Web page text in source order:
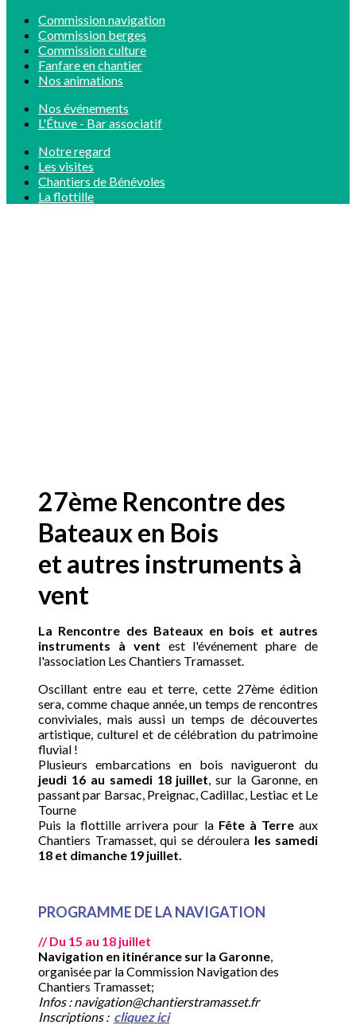
Commission navigation
Commission berges
Commission culture
Fanfare en chantier
Nos animations
Nos événements
L'Étuve - Bar associatif
Notre regard
Les visites
Chantiers de Bénévoles
La flottille
27ème Rencontre des
Bateaux en Bois
et autres instruments à
vent
La Rencontre des Bateaux en bois et autres
instruments à vent est l'événement phare de
l'association Les Chantiers Tramasset.
Oscillant entre eau et terre, cette 27ème édition
sera, comme chaque année, un temps de rencontres
conviviales, mais aussi un temps de découvertes
artistique, culturel et de célébration du patrimoine
fluvial !
Plusieurs embarcations en bois navigueront du
jeudi 16 au samedi 18 juillet, sur la Garonne, en
passant par Barsac, Preignac, Cadillac, Lestiac et Le
Tourne
Puis la flottille arrivera pour la Fête à Terreaux
Chantiers Tramasset, qui se déroulera les samedi
18 et dimanche 19 juillet.
PROGRAMME DE LA NAVIGATION
// Du 15 au 18 juillet
Navigation en itinérance sur la Garonne,
organisée par la Commission Navigation des
Chantiers Tramasset;
Infos : navigation@chantierstramasset.fr
Inscriptions : cliquez ici